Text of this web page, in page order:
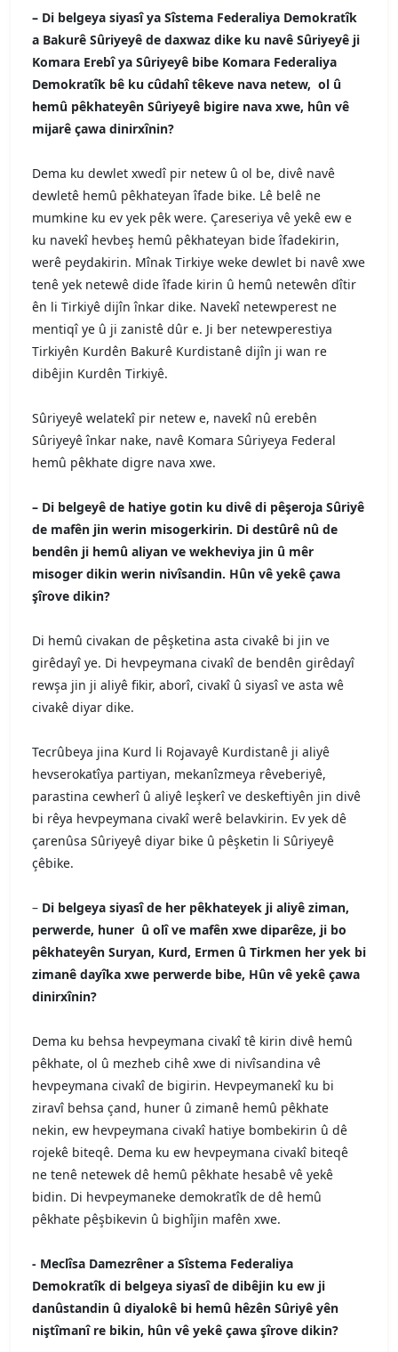
– Di belgeya siyasî ya Sîstema Federaliya Demokratîk
a Bakurê Sûriyeyê de daxwaz dike ku navê Sûriyeyê ji
Komara Erebî ya Sûriyeyê bibe Komara Federaliya
Demokratîk bê ku cûdahî têkeve nava netew, ol û
hemû pêkhateyên Sûriyeyê bigire nava xwe, hûn vê
mijarê çawa dinirxînin?
Dema ku dewlet xwedî pir netew û ol be, divê navê
dewletê hemû pêkhateyan îfade bike. Lê belê ne
mumkine ku ev yek pêk were. Çareseriya vê yekê ew e
ku navekî hevbeş hemû pêkhateyan bide îfadekirin,
werê peydakirin. Mînak Tirkiye weke dewlet bi navê xwe
tenê yek netewê dide îfade kirin û hemû netewên dîtir
ên li Tirkiyê dijîn înkar dike. Navekî netewperest ne
mentiqî ye û ji zanistê dûr e. Ji ber netewperestiya
Tirkiyên Kurdên Bakurê Kurdistanê dijîn ji wan re
dibêjin Kurdên Tirkiyê.
Sûriyeyê welatekî pir netew e, navekî nû erebên
Sûriyeyê înkar nake, navê Komara Sûriyeya Federal
hemû pêkhate digre nava xwe.
– Di belgeyê de hatiye gotin ku divê di pêşeroja Sûriyê
de mafên jin werin misogerkirin. Di destûrê nû de
bendên ji hemû aliyan ve wekheviya jin û mêr
misoger dikin werin nivîsandin. Hûn vê yekê çawa
şîrove dikin?
Di hemû civakan de pêşketina asta civakê bi jin ve
girêdayî ye. Di hevpeymana civakî de bendên girêdayî
rewşa jin ji aliyê fikir, aborî, civakî û siyasî ve asta wê
civakê diyar dike.
Tecrûbeya jina Kurd li Rojavayê Kurdistanê ji aliyê
hevserokatîya partiyan, mekanîzmeya rêveberiyê,
parastina cewherî û aliyê leşkerî ve deskeftiyên jin divê
bi rêya hevpeymana civakî werê belavkirin. Ev yek dê
çarenûsa Sûriyeyê diyar bike û pêşketin li Sûriyeyê
çêbike.
– Di belgeya siyasî de her pêkhateyek ji aliyê ziman,
perwerde, huner û olî ve mafên xwe diparêze, ji bo
pêkhateyên Suryan, Kurd, Ermen û Tirkmen her yek bi
zimanê dayîka xwe perwerde bibe, Hûn vê yekê çawa
dinirxînin?
Dema ku behsa hevpeymana civakî tê kirin divê hemû
pêkhate, ol û mezheb cihê xwe di nivîsandina vê
hevpeymana civakî de bigirin. Hevpeymanekî ku bi
ziravî behsa çand, huner û zimanê hemû pêkhate
nekin, ew hevpeymana civakî hatiye bombekirin û dê
rojekê biteqê. Dema ku ew hevpeymana civakî biteqê
ne tenê netewek dê hemû pêkhate hesabê vê yekê
bidin. Di hevpeymaneke demokratîk de dê hemû
pêkhate pêşbikevin û bighîjin mafên xwe.
- Meclîsa Damezrêner a Sîstema Federaliya
Demokratîk di belgeya siyasî de dibêjin ku ew ji
danûstandin û diyalokê bi hemû hêzên Sûriyê yên
niştîmanî re bikin, hûn vê yekê çawa şîrove dikin?